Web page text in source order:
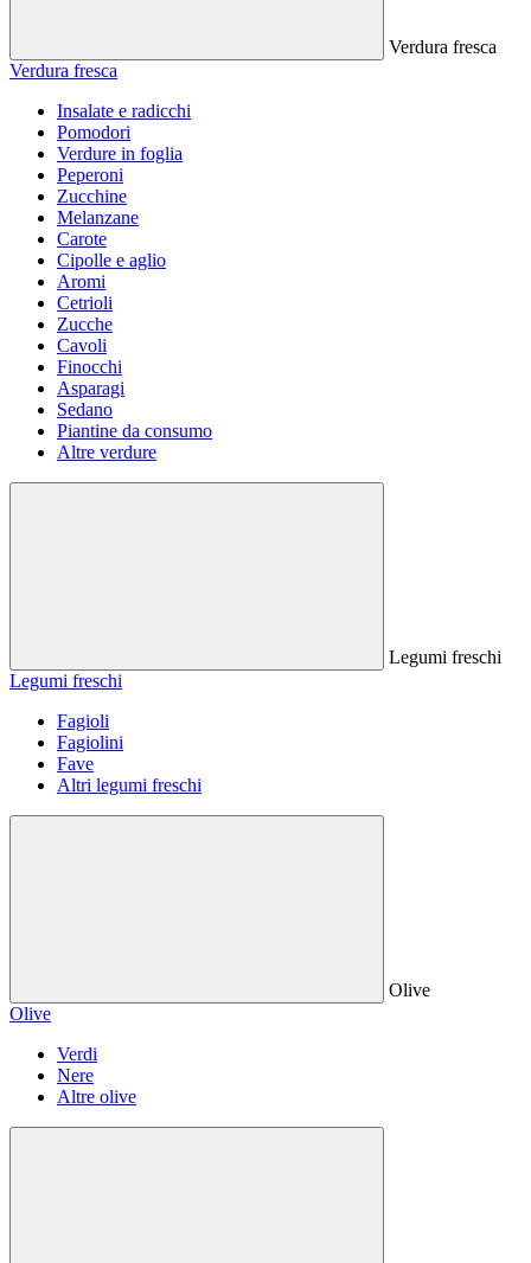
Verdura fresca
Verdura fresca
Insalate e radicchi
Pomodori
Verdure in foglia
Peperoni
Zucchine
Melanzane
Carote
Cipolle e aglio
Aromi
Cetrioli
Zucche
Cavoli
Finocchi
Asparagi
Sedano
Piantine da consumo
Altre verdure
Legumi freschi
Legumi freschi
Fagioli
Fagiolini
Fave
Altri legumi freschi
Olive
Olive
Verdi
Nere
Altre olive